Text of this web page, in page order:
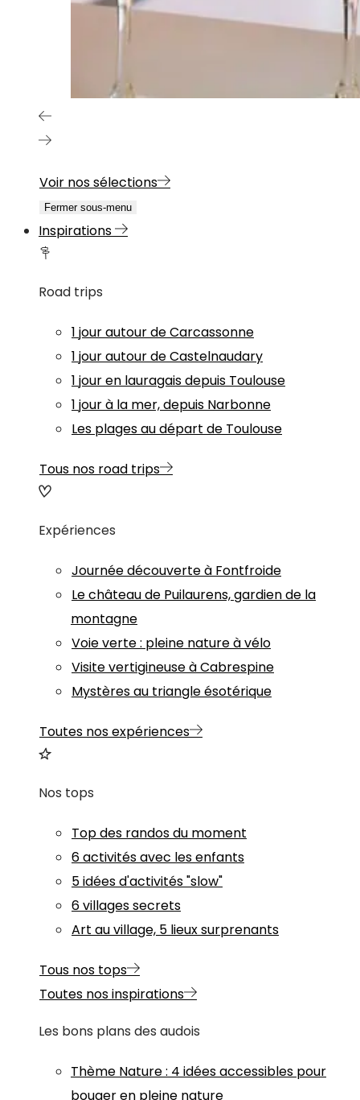
Voir nos sélections
Fermer sous-menu
Inspirations
Road trips
1 jour autour de Carcassonne
1 jour autour de Castelnaudary
1 jour en lauragais depuis Toulouse
1 jour à la mer, depuis Narbonne
Les plages au départ de Toulouse
Tous nos road trips
Expériences
Journée découverte à Fontfroide
Le château de Puilaurens, gardien de la
montagne
Voie verte : pleine nature à vélo
Visite vertigineuse à Cabrespine
Mystères au triangle ésotérique
Toutes nos expériences
Nos tops
Top des randos du moment
6 activités avec les enfants
5 idées d'activités "slow"
6 villages secrets
Art au village, 5 lieux surprenants
Tous nos tops
Toutes nos inspirations
Les bons plans des audois
Thème Nature: 4 idées accessibles pour
bouger en pleine nature